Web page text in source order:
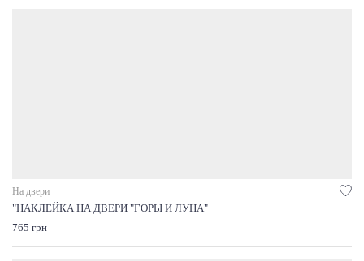
На двери
"НАКЛЕЙКА НА ДВЕРИ "ГОРЫ И ЛУНА"
765 грн